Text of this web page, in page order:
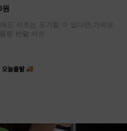
원
에도 셔츠는 포기할 수 없다면,가벼운
링 반팔 셔츠